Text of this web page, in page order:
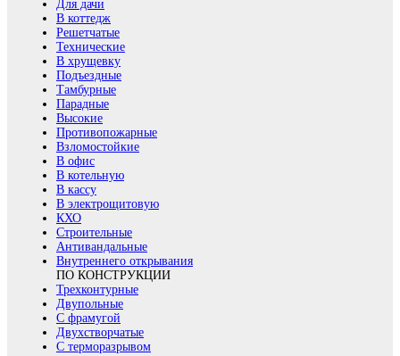
Для дачи
В коттедж
Решетчатые
Технические
В хрущевку
Подъездные
Тамбурные
Парадные
Высокие
Противопожарные
Взломостойкие
В офис
В котельную
В кассу
В электрощитовую
КХО
Строительные
Антивандальные
Внутреннего открывания
ПО КОНСТРУКЦИИ
Трехконтурные
Двупольные
С фрамугой
Двухстворчатые
С терморазрывом